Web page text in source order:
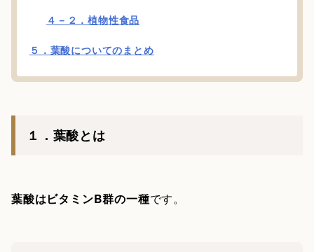
４－２．植物性食品
５．葉酸についてのまとめ
１．葉酸とは
葉酸はビタミンB群の一種です。